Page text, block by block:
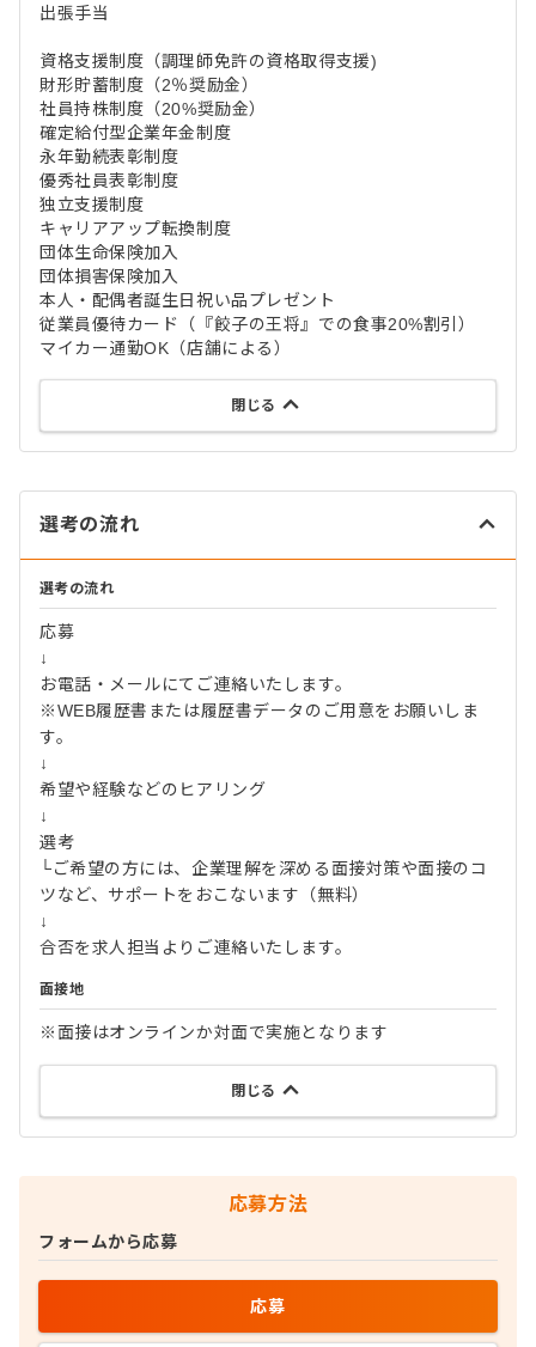
出張手当
資格支援制度（調理師免許の資格取得支援)
財形貯蓄制度（2％奨励金）
社員持株制度（20%奨励金）
確定給付型企業年金制度
永年勤続表彰制度
優秀社員表彰制度
独立支援制度
キャリアアップ転換制度
団体生命保険加入
団体損害保険加入
本人・配偶者誕生日祝い品プレゼント
従業員優待カード（『餃子の王将』での食事20%割引）
マイカー通勤OK（店舗による）
閉じる
選考の流れ
選考の流れ
応募
↓
お電話・メールにてご連絡いたします。
※WEB履歴書または履歴書データのご用意をお願いしま
す。
↓
希望や経験などのヒアリング
↓
選考
└ご希望の方には、企業理解を深める面接対策や面接のコ
ツなど、サポートをおこないます（無料）
↓
合否を求人担当よりご連絡いたします。
面接地
※面接はオンラインか対面で実施となります
閉じる
応募方法
フォームから応募
応募